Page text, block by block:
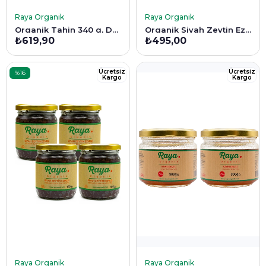
SEPETE EKLE
Raya Organik
Organik Tahin 340 g, Dut Pekmezi 300 g, Üzüm Pekmezi 380 g Set
₺619,90
SEPETE EKLE
Raya Organik
Organik Siyah Zeytin Ezmesi 2'li Set (180 g x 2)
₺495,00
SEPETE EKLE
%16
Ücretsiz
Kargo
Raya Organik SEPETE EKLE
Ücretsiz
Kargo
Raya Organik